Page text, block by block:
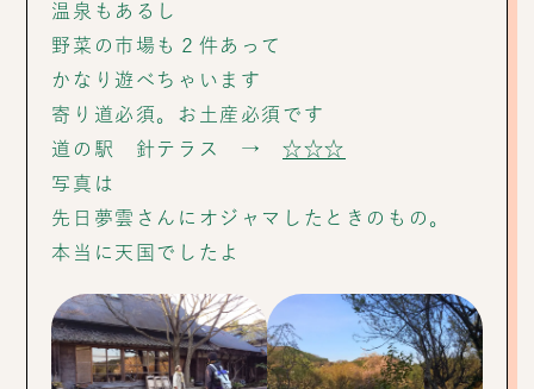
温泉もあるし
野菜の市場も２件あって
かなり遊べちゃいます
寄り道必須。お土産必須です
道の駅 針テラス →☆☆☆
写真は
先日夢雲さんにオジャマしたときのもの。
本当に天国でしたよ